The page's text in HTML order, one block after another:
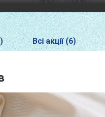
Всі акції (6)